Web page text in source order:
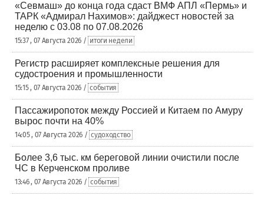
«Севмаш» до конца года сдаст ВМФ АПЛ «Пермь» и
ТАРК «Адмирал Нахимов»: дайджест новостей за
неделю с 03.08 по 07.08.2026
15:37 , 07 Августа 2026 / итоги недели
Регистр расширяет комплексные решения для
судостроения и промышленности
15:15 , 07 Августа 2026 / события
Пассажиропоток между Россией и Китаем по Амуру
вырос почти на 40%
14:05 , 07 Августа 2026 / судоходство
Более 3,6 тыс. км береговой линии очистили после
ЧС в Керченском проливе
13:46 , 07 Августа 2026 / события